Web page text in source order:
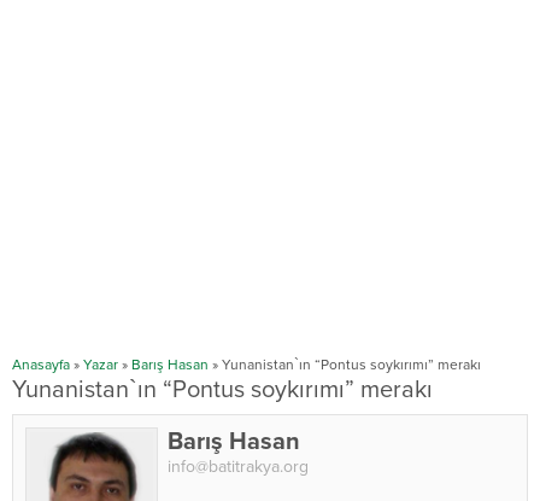
Anasayfa » Yazar » Barış Hasan » Yunanistan`ın “Pontus soykırımı” merakı
Yunanistan`ın “Pontus soykırımı” merakı
Barış Hasan
info@batitrakya.org